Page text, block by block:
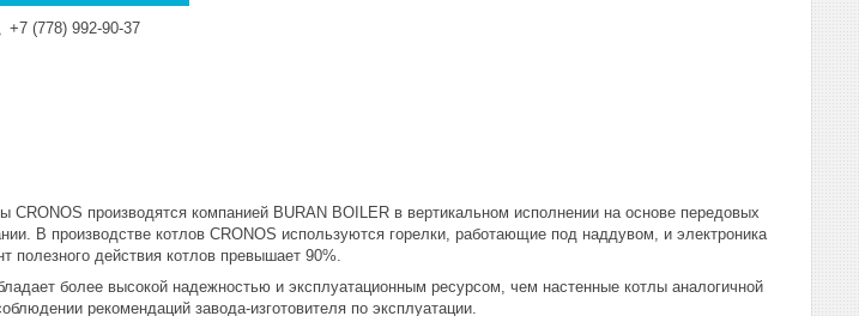
+7 (778) 992-90-37
CRONOS производятся компанией BURAN BOILER в вертикальном исполнении на основе передовых
В производстве котлов CRONOS используются горелки, работающие под наддувом, и электроника
действия котлов превышает 90%.
более высокой надежностью и эксплуатационным ресурсом, чем настенные котлы аналогичной
рекомендаций завода-изготовителя по эксплуатации.